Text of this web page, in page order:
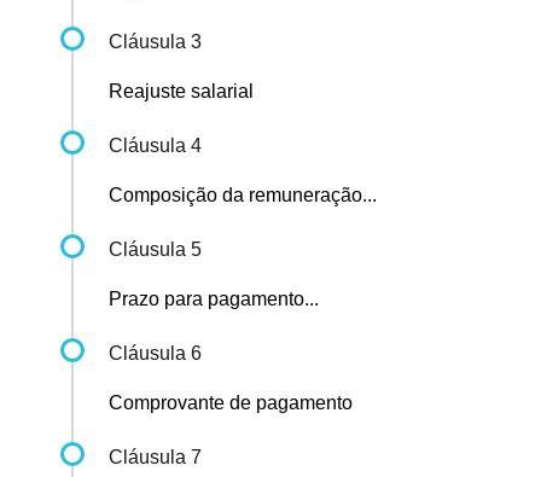
Cláusula 3
Reajuste salarial
Cláusula 4
Composição da remuneração...
Cláusula 5
Prazo para pagamento...
Cláusula 6
Comprovante de pagamento
Cláusula 7